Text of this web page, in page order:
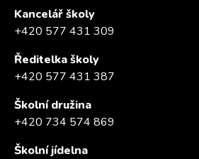
Kancelář školy
+420 577 431 309
Ředitelka školy
+420 577 431 387
Školní družina
+420 734 574 869
Školní jídelna